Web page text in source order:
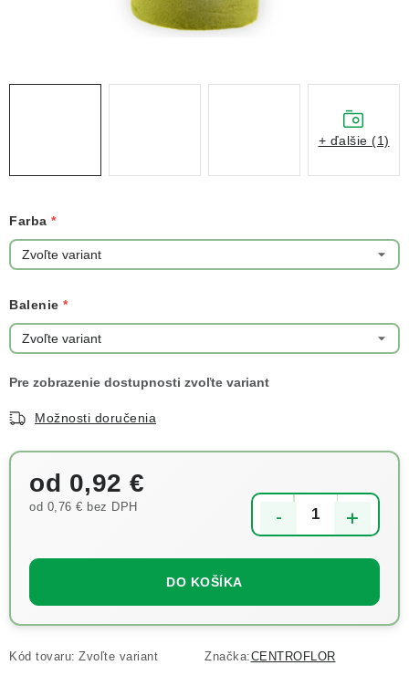
Ako získať lepšie ceny?
Moja objednávka
Farba
Balenie
Možnosti doručenia
od 0,92 €
od 0,76 € bez DPH
DO KOŠÍKA
Kód tovaru: Zvoľte variant Značka:CENTROFLOR
+ ďalšie (1)